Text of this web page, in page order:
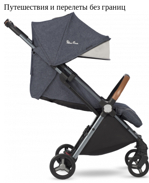
Путешествия и перелеты без границ